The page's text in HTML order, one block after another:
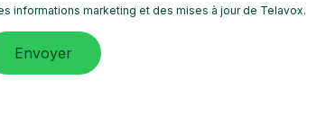
informations marketing et des mises à jour de Telavox.
Envoyer